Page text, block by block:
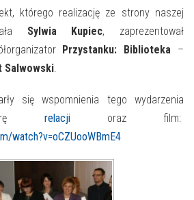
którego realizację ze strony naszej
Sylwia Kupiec, zaprezentował
Przystanku: Biblioteka –
Salwowski.
się wspomnienia tego wydarzenia
relacjioraz film:
watch?v=oCZUooWBmE4